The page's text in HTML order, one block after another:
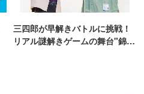
三四郎が早解きバトルに挑戦！
リアル謎解きゲームの舞台"錦糸